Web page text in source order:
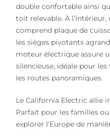
double confortable ainsi
toit relevable. À
comprend plaque de
les sièges pivotants
moteur électrique assure
silencieuse, idéale pour
les routes panoramiques.
Le California Electric allie
Parfait pour les familles
explorer l’Europe de